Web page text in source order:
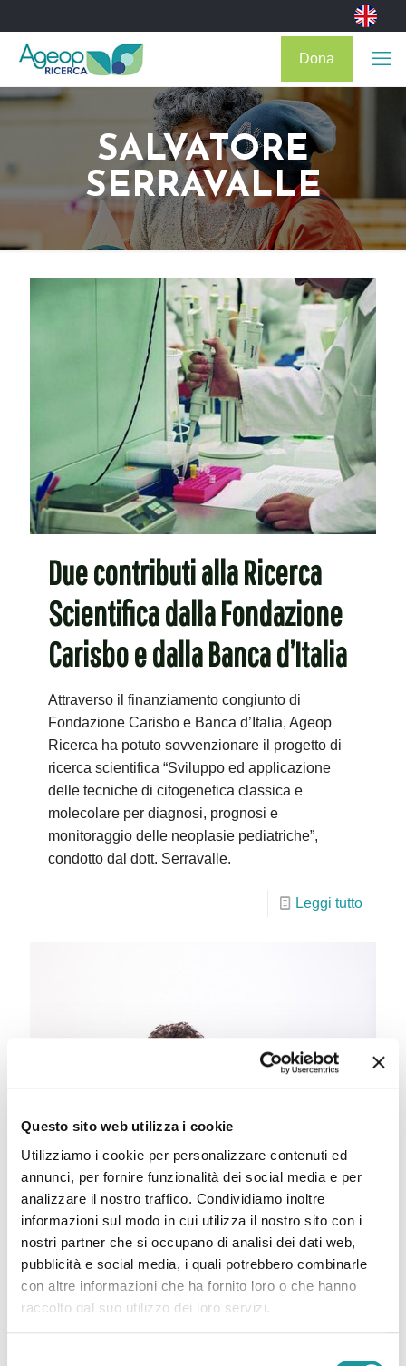
Questo sito web utilizza i cookie
Utilizziamo i cookie per personalizzare contenuti ed
annunci, per fornire funzionalità dei social media e per
analizzare il nostro traffico. Condividiamo inoltre
informazioni sul modo in cui utilizza il nostro sito con i
nostri partner che si occupano di analisi dei dati web,
pubblicità e social media, i quali potrebbero combinarle
con altre informazioni che ha fornito loro o che hanno
raccolto dal suo utilizzo dei loro servizi.
Dona
SALVATORE
SERRAVALLE
Due contributi alla Ricerca
Scientifica dalla Fondazione
Carisbo e dalla Banca d’Italia
Attraverso il finanziamento congiunto di
Fondazione Carisbo e Banca d’Italia, Ageop
Ricerca ha potuto sovvenzionare il progetto di
ricerca scientifica “Sviluppo ed applicazione
delle tecniche di citogenetica classica e
molecolare per diagnosi, prognosi e
monitoraggio delle neoplasie pediatriche”,
condotto dal dott. Serravalle.
Leggi tutto